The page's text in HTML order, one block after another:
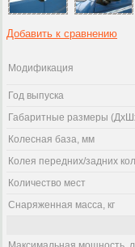
Добавить к сравнению
Модификация
Год выпуска
Габаритные размеры
Колесная база, мм
Колея передних/задних
Количество мест
Снаряженная масса, кг